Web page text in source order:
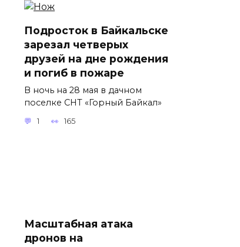
Подросток в Байкальске
зарезал четверых
друзей на дне рождения
и погиб в пожаре
В ночь на 28 мая в дачном
поселке СНТ «Горный Байкал»
1 165
Масштабная атака
дронов на